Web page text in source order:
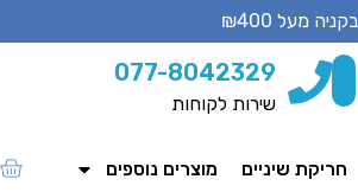
מעל ₪400
077-8042329
שירות לקוחות
חריקת שיניים מוצרים נוספים